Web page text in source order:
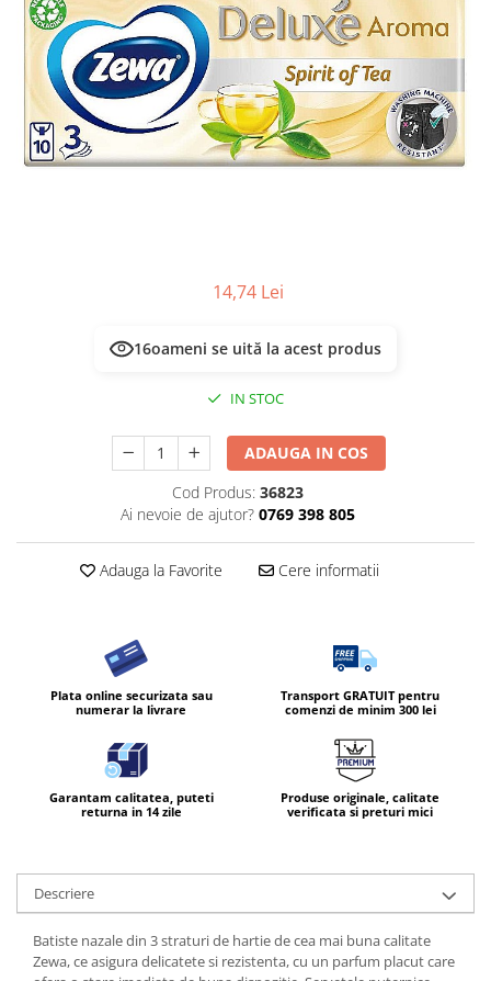
Masca & Gel de par
Sampon
Vopsea de par
Servetele Umede & Uscate
14,74 Lei
16oameni se uită la acest produs
IN STOC
ADAUGA IN COS
Cod Produs: 36823
Ai nevoie de ajutor? 0769 398 805
Adauga la Favorite Cere informatii
Plata online securizata sau
numerar la livrare
Transport GRATUIT pentru
comenzi de minim 300 lei
Garantam calitatea, puteti
returna in 14 zile
Produse originale, calitate
verificata si preturi mici
Descriere
Batiste nazale din 3 straturi de hartie de cea mai buna calitate
Zewa, ce asigura delicatete si rezistenta, cu un parfum placut care